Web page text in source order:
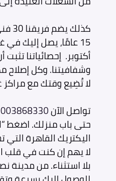
وشفافيتنا. وكل إصلاح مدعوم بضمان 12
لا تُضِيع وقتك مع
تواصل الآن
حتى باب منزلك. اضغط
اليكتريك القاهرة
لا يهم إن كنت في قلب
بلا استثناء. من مدينة